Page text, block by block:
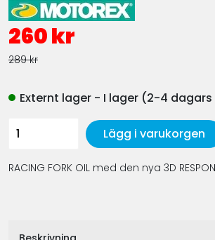
260 kr
289 kr
Externt lager - I lager (2-4 dagars
Lägg i varukorgen
RACING FORK OIL med den nya 3D